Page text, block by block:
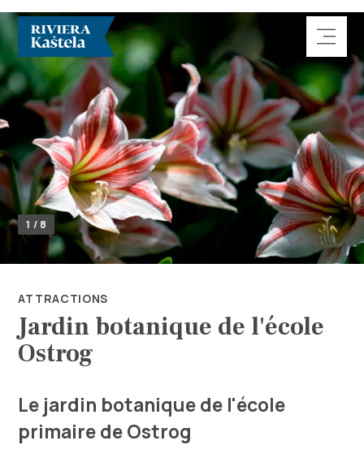
Rechercher
Destination
Infos
Multimédias
Office de tourisme
1 / 8
ATTRACTIONS
Jardin botanique de l'école
Ostrog
Le jardin botanique de l'école
primaire de Ostrog